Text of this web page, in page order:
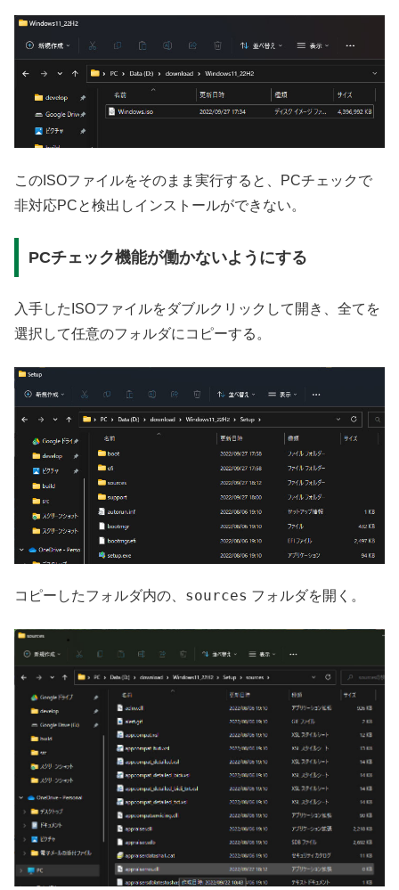
このISOファイルをそのまま実行すると、PCチェックで
非対応PCと検出しインストールができない。
PCチェック機能が働かないようにする
入手したISOファイルをダブルクリックして開き、全てを
選択して任意のフォルダにコピーする。
コピーしたフォルダ内の、 sources フォルダを開く。